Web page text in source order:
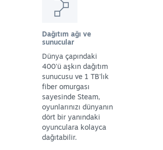
Dağıtım ağı ve
sunucular
Dünya çapındaki
400'ü aşkın dağıtım
sunucusu ve 1 TB'lık
fiber omurgası
sayesinde Steam,
oyunlarınızı dünyanın
dört bir yanındaki
oyunculara kolayca
dağıtabilir.